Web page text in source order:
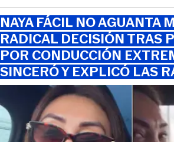
NAYA FÁCIL NO AGUANTA
RADICAL DECISIÓN TRAS
POR CONDUCCIÓN
SINCERÓ Y EXPLICÓ LAS